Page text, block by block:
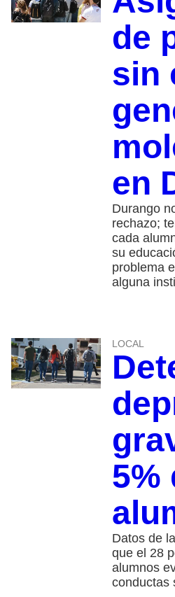
de
sin
en
Durango
rechazo;
cada
su
problema
alguna
LOCAL
5%
Datos de
que el 28
alumnos
conductas